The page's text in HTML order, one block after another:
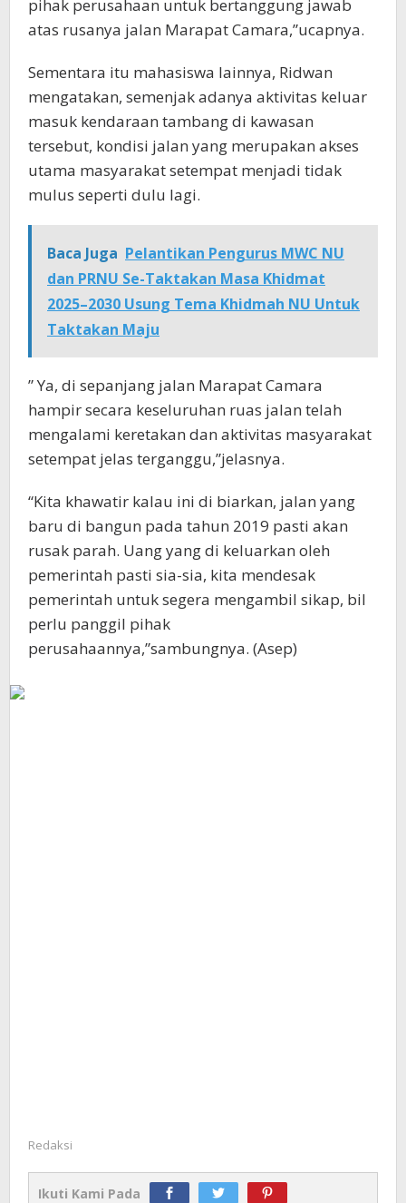
pihak perusahaan untuk bertanggung jawab
atas rusanya jalan Marapat Camara,”ucapnya.
Sementara itu mahasiswa lainnya, Ridwan
mengatakan, semenjak adanya aktivitas keluar
masuk kendaraan tambang di kawasan
tersebut, kondisi jalan yang merupakan akses
utama masyarakat setempat menjadi tidak
mulus seperti dulu lagi.
Baca Juga ‎Pelantikan Pengurus MWC NU
dan PRNU Se-Taktakan Masa Khidmat
2025–2030 Usung Tema Khidmah NU Untuk
Taktakan Maju
” Ya, di sepanjang jalan Marapat Camara
hampir secara keseluruhan ruas jalan telah
mengalami keretakan dan aktivitas masyarakat
setempat jelas terganggu,”jelasnya.
“Kita khawatir kalau ini di biarkan, jalan yang
baru di bangun pada tahun 2019 pasti akan
rusak parah. Uang yang di keluarkan oleh
pemerintah pasti sia-sia, kita mendesak
pemerintah untuk segera mengambil sikap, bil
perlu panggil pihak
perusahaannya,”sambungnya. (Asep)
Redaksi
Ikuti Kami Pada